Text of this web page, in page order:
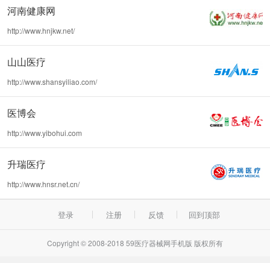
河南健康网
http://www.hnjkw.net/
山山医疗
http://www.shansyiliao.com/
医博会
http://www.yibohui.com
升瑞医疗
http://www.hnsr.net.cn/
登录 注册 反馈 回到顶部
Copyright © 2008-2018 59医疗器械网手机版 版权所有